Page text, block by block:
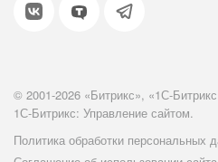
© 2001-2026 «Битрикс», «1С-
1С-Битрикс: Управление сайтом.
Политика обработки персональных